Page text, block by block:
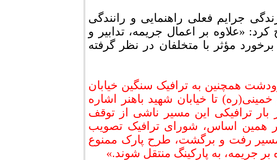
جرایم فعلی راهنمایی و رانندگی
«علاوه بر اعمال جریمه، تدابیر و
مؤثر با متخلفان در نظر گرفته
همچنین به ترافیک سنگین خیابان
تا خیابان شهید باهنر اشاره
ترافیکی این مسیر ناشی از توقف
همین اساس، شورای ترافیک تصویب
رفت و برگشت، طرح پارک ممنوع
جریمه، به پارکینگ منتقل شوند.»